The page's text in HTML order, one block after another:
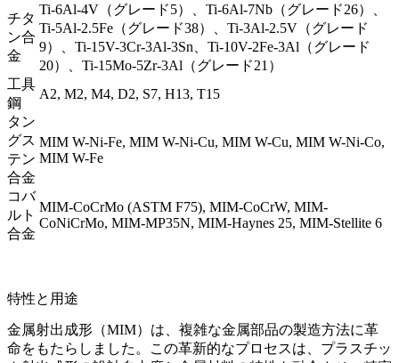
チタ
ン合
金
Ti-6Al-4V（グレード5）、Ti-6Al-7Nb（グレード26）、
Ti-5Al-2.5Fe（グレード38）、Ti-3Al-2.5V（グレード
9）、Ti-15V-3Cr-3Al-3Sn、Ti-10V-2Fe-3Al（グレード
20）、Ti-15Mo-5Zr-3Al（グレード21）
工具
鋼
A2, M2, M4, D2, S7, H13, T15
タン
グス
テン
合金
MIM W-Ni-Fe, MIM W-Ni-Cu, MIM W-Cu, MIM W-Ni-Co,
MIM W-Fe
コバ
ルト
合金
MIM-CoCrMo (ASTM F75), MIM-CoCrW, MIM-
CoNiCrMo, MIM-MP35N, MIM-Haynes 25, MIM-Stellite 6
特性と用途
金属射出成形（MIM）は、複雑な金属部品の製造方法に革
命をもたらしました。この革新的なプロセスは、プラスチッ